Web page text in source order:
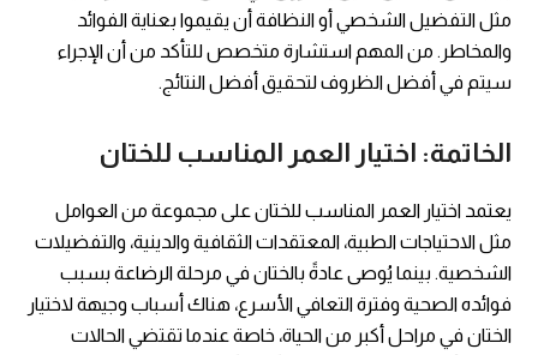
مثل التفضيل الشخصي أو النظافة أن يقيموا بعناية الفوائد
والمخاطر. من المهم استشارة متخصص للتأكد من أن الإجراء
سيتم في أفضل الظروف لتحقيق أفضل النتائج.
الخاتمة: اختيار العمر المناسب للختان
يعتمد اختيار العمر المناسب للختان على مجموعة من العوامل
مثل الاحتياجات الطبية، المعتقدات الثقافية والدينية، والتفضيلات
الشخصية. بينما يُوصى عادةً بالختان في مرحلة الرضاعة بسبب
فوائده الصحية وفترة التعافي الأسرع، هناك أسباب وجيهة لاختيار
الختان في مراحل أكبر من الحياة، خاصة عندما تقتضي الحالات